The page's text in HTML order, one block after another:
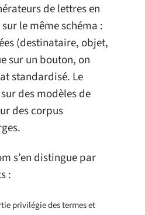
de lettres en
le même schéma :
(destinataire, objet,
sur un bouton, on
standardisé. Le
des modèles de
des corpus
s’en distingue par
:
privilégie des termes et